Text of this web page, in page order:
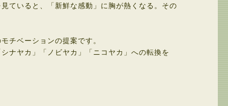
ていると、「新鮮な感動」に胸が熱くなる。その
チベーションの提案です。
ナヤカ」「ノビヤカ」「ニコヤカ」への転換を